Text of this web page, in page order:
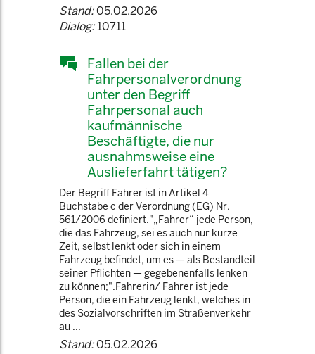
Stand:05.02.2026
Dialog:10711
Fallen bei der
Fahrpersonalverordnung
unter den Begriff
Fahrpersonal auch
kaufmännische
Beschäftigte, die nur
ausnahmsweise eine
Auslieferfahrt tätigen?
Der Begriff Fahrer ist in Artikel 4
Buchstabe c der Verordnung (EG) Nr.
561/2006 definiert."„Fahrer“ jede Person,
die das Fahrzeug, sei es auch nur kurze
Zeit, selbst lenkt oder sich in einem
Fahrzeug befindet, um es — als Bestandteil
seiner Pflichten — gegebenenfalls lenken
zu können;".Fahrerin/ Fahrer ist jede
Person, die ein Fahrzeug lenkt, welches in
des Sozialvorschriften im Straßenverkehr
au ...
Stand:05.02.2026